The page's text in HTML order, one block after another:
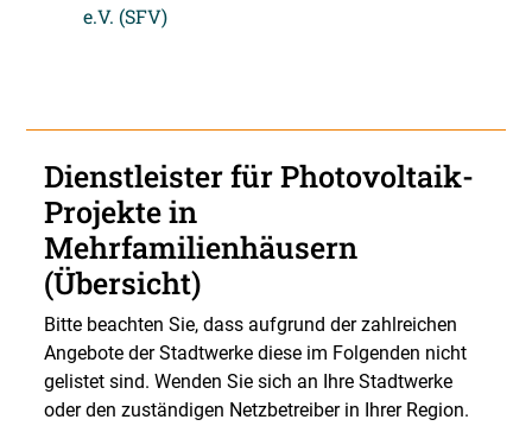
e.V. (SFV)
Dienstleister für Photovoltaik-
Projekte in
Mehrfamilienhäusern
(Übersicht)
Bitte beachten Sie, dass aufgrund der zahlreichen
Angebote der Stadtwerke diese im Folgenden nicht
gelistet sind. Wenden Sie sich an Ihre Stadtwerke
oder den zuständigen Netzbetreiber in Ihrer Region.